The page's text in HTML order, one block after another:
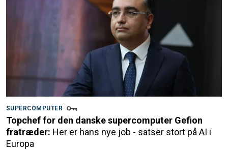
SUPERCOMPUTER
Topchef for den danske supercomputer Gefion
fratræder: Her er hans nye job - satser stort på AI i
Europa